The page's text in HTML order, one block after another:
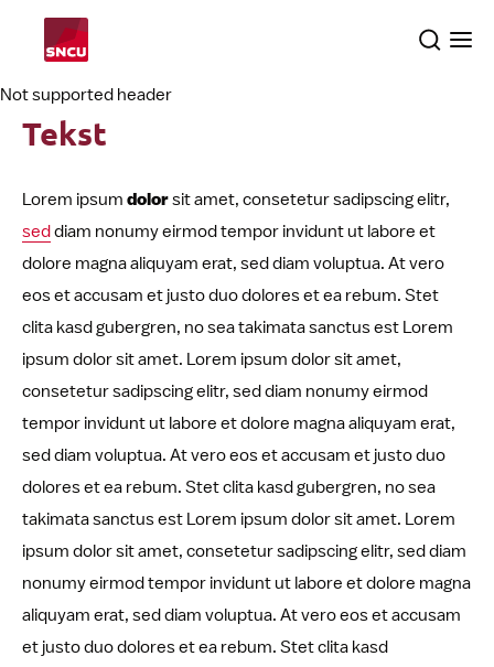
Przejdź
strony
głównej
Search
Tematy
Dochodzenia
O nas
Not supported header
Tekst
Lorem ipsum dolorsit amet, consetetur sadipscing elitr,
seddiam nonumy eirmod tempor invidunt ut labore et
dolore magna aliquyam erat, sed diam voluptua. At vero
eos et accusam et justo duo dolores et ea rebum. Stet
clita kasd gubergren, no sea takimata sanctus est Lorem
ipsum dolor sit amet. Lorem ipsum dolor sit amet,
consetetur sadipscing elitr, sed diam nonumy eirmod
tempor invidunt ut labore et dolore magna aliquyam erat,
sed diam voluptua. At vero eos et accusam et justo duo
dolores et ea rebum. Stet clita kasd gubergren, no sea
takimata sanctus est Lorem ipsum dolor sit amet. Lorem
ipsum dolor sit amet, consetetur sadipscing elitr, sed diam
nonumy eirmod tempor invidunt ut labore et dolore magna
aliquyam erat, sed diam voluptua. At vero eos et accusam
et justo duo dolores et ea rebum. Stet clita kasd